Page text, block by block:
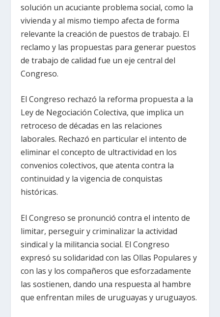
solución un acuciante problema social, como la
vivienda y al mismo tiempo afecta de forma
relevante la creación de puestos de trabajo. El
reclamo y las propuestas para generar puestos
de trabajo de calidad fue un eje central del
Congreso.
El Congreso rechazó la reforma propuesta a la
Ley de Negociación Colectiva, que implica un
retroceso de décadas en las relaciones
laborales. Rechazó en particular el intento de
eliminar el concepto de ultractividad en los
convenios colectivos, que atenta contra la
continuidad y la vigencia de conquistas
históricas.
El Congreso se pronunció contra el intento de
limitar, perseguir y criminalizar la actividad
sindical y la militancia social. El Congreso
expresó su solidaridad con las Ollas Populares y
con las y los compañeros que esforzadamente
las sostienen, dando una respuesta al hambre
que enfrentan miles de uruguayas y uruguayos.